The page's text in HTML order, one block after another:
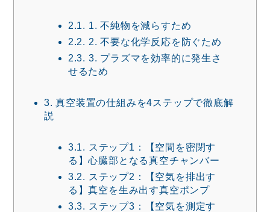
2.1. 1. 不純物を減らすため
2.2. 2. 不要な化学反応を防ぐため
2.3. 3. プラズマを効率的に発生さ
せるため
3. 真空装置の仕組みを4ステップで徹底解
説
3.1. ステップ1：【空間を密閉す
る】心臓部となる真空チャンバー
3.2. ステップ2：【空気を排出す
る】真空を生み出す真空ポンプ
3.3. ステップ3：【空気を測定す